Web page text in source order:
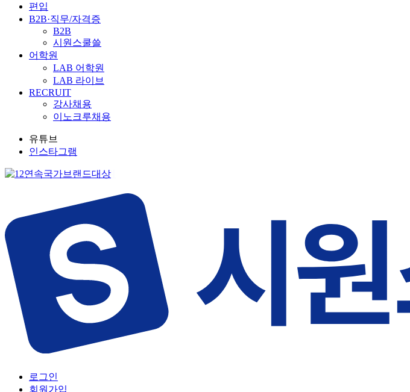
편입
B2B·직무/자격증
B2B
시원스쿨쓸
어학원
LAB 어학원
LAB 라이브
RECRUIT
강사채용
이노크루채용
유튜브
인스타그램
로그인
회원가입